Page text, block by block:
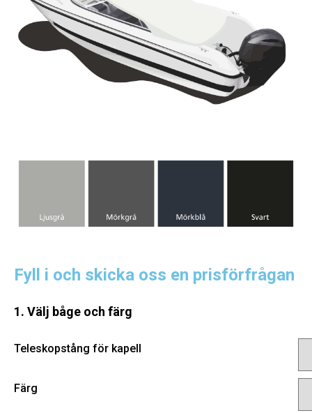
Fyll i och skicka oss en prisförfrågan
1. Välj båge och färg
Teleskopstång för kapell
Färg